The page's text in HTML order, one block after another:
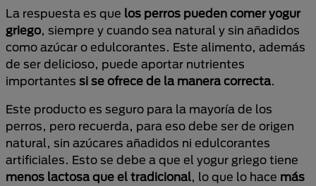
La respuesta es que los perros pueden comer yogur
griego, siempre y cuando sea natural y sin añadidos
como azúcar o edulcorantes. Este alimento, además
de ser delicioso, puede aportar nutrientes
importantes si se ofrece de la manera correcta.
Este producto es seguro para la mayoría de los
perros, pero recuerda, para eso debe ser de origen
natural, sin azúcares añadidos ni edulcorantes
artificiales. Esto se debe a que el yogur griego tiene
menos lactosa que el tradicional, lo que lo hace más